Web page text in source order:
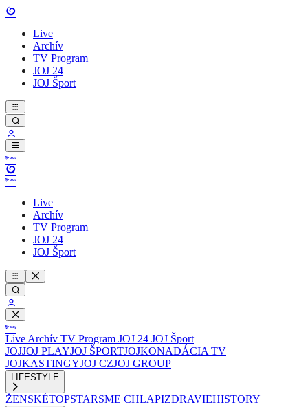
Live
Archív
TV Program
JOJ 24
JOJ Šport
Live
Archív
TV Program
JOJ 24
JOJ Šport
Live Archív TV Program JOJ 24 JOJ Šport
JOJJOJ PLAYJOJ ŠPORTJOJKONADÁCIA TV
JOJKASTINGYJOJ CZJOJ GROUP
LIFESTYLE
ŽENSKÉTOPSTARSME CHLAPIZDRAVIEHISTORY